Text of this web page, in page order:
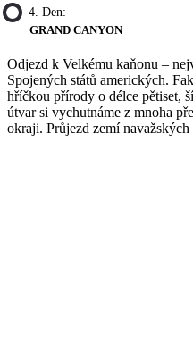
4. Den:
GRAND CANYON
Odjezd k Velkému kaňonu –
Spojených států amerických.
hříčkou přírody o délce pětiset,
útvar si vychutnáme z mnoha
okraji. Průjezd zemí